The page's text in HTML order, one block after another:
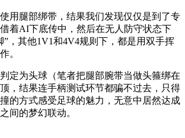
用腿部绑带，结果我们发现仅仅是到了专
着AI下底传中，然后在无人防守状态下
”，其他1V1和4V4规则下，都是用双手挥
。
定为头球（笔者把腿部腕带当做头箍绑在
，结果连手柄测试环节都骗不过去，只得
的方式感受足球的魅力，无意中居然达成
间的梦幻联动。